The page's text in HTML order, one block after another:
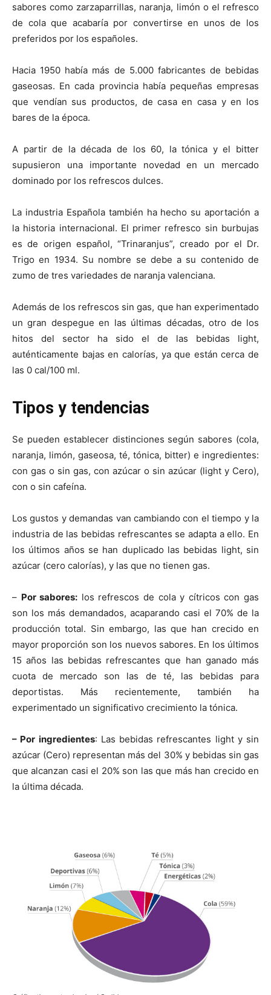
sabores como zarzaparrillas, naranja, limón o el refresco
de cola que acabaría por convertirse en unos de los
preferidos por los españoles.
Hacia 1950 había más de 5.000 fabricantes de bebidas
gaseosas. En cada provincia había pequeñas empresas
que vendían sus productos, de casa en casa y en los
bares de la época.
A partir de la década de los 60, la tónica y el bitter
supusieron una importante novedad en un mercado
dominado por los refrescos dulces.
La industria Española también ha hecho su aportación a
la historia internacional. El primer refresco sin burbujas
es de origen español, “Trinaranjus”, creado por el Dr.
Trigo en 1934. Su nombre se debe a su contenido de
zumo de tres variedades de naranja valenciana.
Además de los refrescos sin gas, que han experimentado
un gran despegue en las últimas décadas, otro de los
hitos del sector ha sido el de las bebidas light,
auténticamente bajas en calorías, ya que están cerca de
las 0 cal/100 ml.
Tipos y tendencias
Se pueden establecer distinciones según sabores (cola,
naranja, limón, gaseosa, té, tónica, bitter) e ingredientes:
con gas o sin gas, con azúcar o sin azúcar (light y Cero),
con o sin cafeína.
Los gustos y demandas van cambiando con el tiempo y la
industria de las bebidas refrescantes se adapta a ello. En
los últimos años se han duplicado las bebidas light, sin
azúcar (cero calorías), y las que no tienen gas.
– Por sabores: los refrescos de cola y cítricos con gas
son los más demandados, acaparando casi el 70% de la
producción total. Sin embargo, las que han crecido en
mayor proporción son los nuevos sabores. En los últimos
15 años las bebidas refrescantes que han ganado más
cuota de mercado son las de té, las bebidas para
deportistas. Más recientemente, también ha
experimentado un significativo crecimiento la tónica.
– Por ingredientes: Las bebidas refrescantes light y sin
azúcar (Cero) representan más del 30% y bebidas sin gas
que alcanzan casi el 20% son las que más han crecido en
la última década.